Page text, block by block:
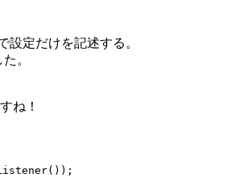
設定だけを記述する。
。
ね！